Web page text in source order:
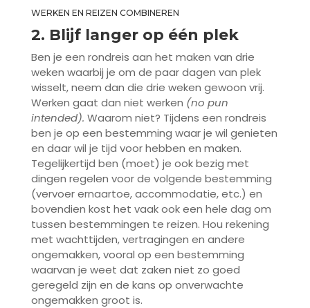
WERKEN EN REIZEN COMBINEREN
2. Blijf langer op één plek
Ben je een rondreis aan het maken van drie
weken waarbij je om de paar dagen van plek
wisselt, neem dan die drie weken gewoon vrij.
Werken gaat dan niet werken (no pun
intended). Waarom niet? Tijdens een rondreis
ben je op een bestemming waar je wil genieten
en daar wil je tijd voor hebben en maken.
Tegelijkertijd ben (moet) je ook bezig met
dingen regelen voor de volgende bestemming
(vervoer ernaartoe, accommodatie, etc.) en
bovendien kost het vaak ook een hele dag om
tussen bestemmingen te reizen. Hou rekening
met wachttijden, vertragingen en andere
ongemakken, vooral op een bestemming
waarvan je weet dat zaken niet zo goed
geregeld zijn en de kans op onverwachte
ongemakken groot is.